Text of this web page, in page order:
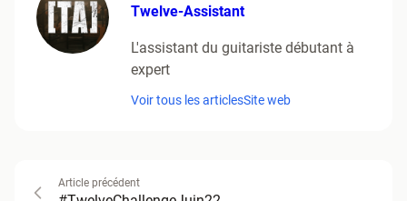
Twelve-Assistant
L'assistant du guitariste débutant à
expert
Voir tous les articlesSite web
Article précédent